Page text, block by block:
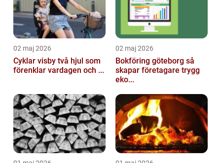
02 maj 2026
Cyklar visby två hjul som
förenklar vardagen och ...
02 maj 2026
Bokföring göteborg så
skapar företagare trygg
eko...